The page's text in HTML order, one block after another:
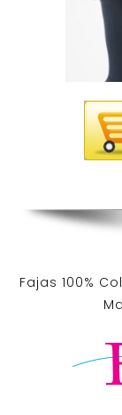
Fajas 100%